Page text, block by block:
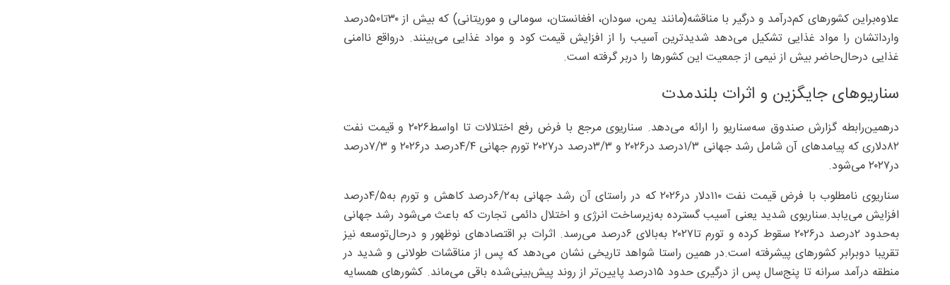
علاوه‌براین کشورهای کم‌درآمد و درگیر با مناقشه(مانند یمن، سودان، افغانستان، سومالی و موریتانی) که بیش از ۳۰تا۵۰‌درصد
وارداتشان را مواد غذایی تشکیل می‌دهد شدیدترین آسیب را از افزایش قیمت کود و مواد غذایی می‌بینند. درواقع ناامنی
غذایی درحال‌حاضر بیش از نیمی از جمعیت این کشورها را دربر گرفته است.
سناریوهای جایگزین و اثرات بلندمدت
درهمین‌رابطه گزارش صندوق سه‌سناریو را ارائه می‌دهد. سناریوی مرجع با فرض رفع اختلالات تا اواسط۲۰۲۶ و قیمت نفت
۸۲‌دلاری که پیامدهای آن شامل رشد جهانی ۱/۳‌درصد در۲۰۲۶ و ۳/۳‌درصد در۲۰۲۷ تورم جهانی ۴/۴‌درصد در۲۰۲۶ و ۷/۳‌درصد
در۲۰۲۷ می‌شود.
سناریوی نامطلوب با فرض قیمت نفت ۱۱۰‌دلار در۲۰۲۶ که در راستای آن رشد جهانی به‌۶/۲‌درصد کاهش و تورم به‌۴/۵‌درصد
افزایش می‌یابد.سناریوی شدید یعنی آسیب گسترده به‌زیرساخت انرژی و اختلال دائمی تجارت که باعث می‌شود رشد جهانی
به‌حدود ۲‌درصد در۲۰۲۶ سقوط کرده و تورم تا۲۰۲۷ به‌بالای ۶‌درصد می‌رسد. اثرات بر اقتصادهای نوظهور و درحال‌توسعه نیز
تقریبا دوبرابر کشورهای پیشرفته است.در همین راستا شواهد تاریخی نشان می‌دهد که پس از مناقشات طولانی و شدید در
منطقه درآمد سرانه تا پنج‌سال پس از درگیری حدود ۱۵‌درصد پایین‌تر از روند پیش‌بینی‌شده باقی می‌ماند. کشورهای همسایه